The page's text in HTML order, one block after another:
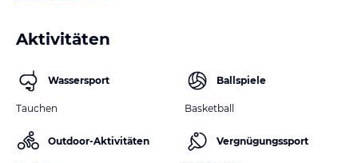
Aktivitäten
Wassersport
Tauchen
Outdoor-Aktivitäten
Ballspiele
Basketball
Vergnügungssport